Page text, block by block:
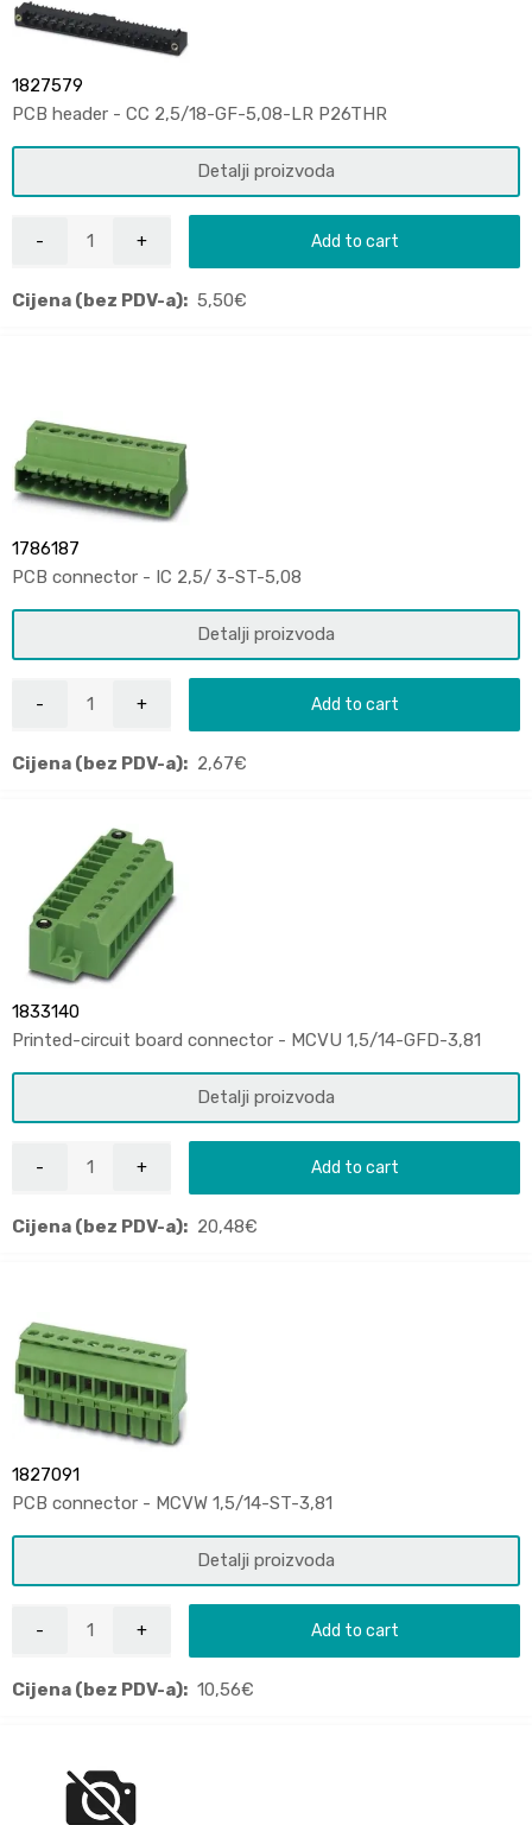
1827579
PCB header - CC 2,5/18-GF-5,08-LR P26THR
Detalji proizvoda
Add to cart
Cijena (bez PDV-a): 5,50€
1786187
PCB connector - IC 2,5/ 3-ST-5,08
Detalji proizvoda
Add to cart
Cijena (bez PDV-a): 2,67€
1833140
Printed-circuit board connector - MCVU 1,5/14-GFD-3,81
Detalji proizvoda
Add to cart
Cijena (bez PDV-a): 20,48€
1827091
PCB connector - MCVW 1,5/14-ST-3,81
Detalji proizvoda
Add to cart
Cijena (bez PDV-a): 10,56€